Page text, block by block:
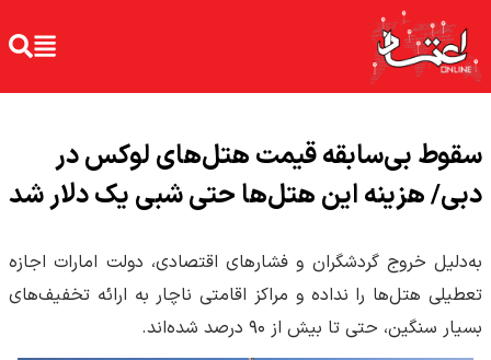
سقوط بی‌سابقه قیمت هتل‌های لوکس در
دبی/ هزینه این هتل‌ها حتی شبی یک دلار شد
به‌دلیل خروج گردشگران و فشارهای اقتصادی، دولت امارات اجازه
تعطیلی هتل‌ها را نداده و مراکز اقامتی ناچار به ارائه تخفیف‌های
بسیار سنگین، حتی تا بیش از ۹۰ درصد شده‌اند.